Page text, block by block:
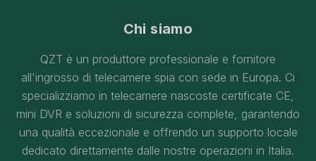
Chi siamo
QZT è un produttore professionale e fornitore
all'ingrosso di telecamere spia con sede in Europa. Ci
specializziamo in telecamere nascoste certificate CE,
mini DVR e soluzioni di sicurezza complete, garantendo
una qualità eccezionale e offrendo un supporto locale
dedicato direttamente dalle nostre operazioni in Italia.